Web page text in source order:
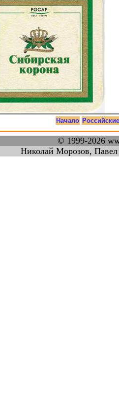
Начало Российские
© 1999-2026
Николай Морозов,